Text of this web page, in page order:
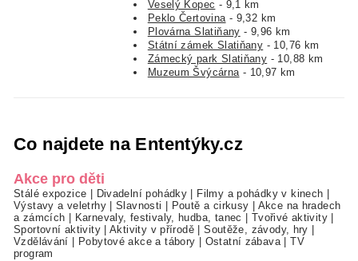
Veselý Kopec - 9,1 km
Peklo Čertovina - 9,32 km
Plovárna Slatiňany - 9,96 km
Státní zámek Slatiňany - 10,76 km
Zámecký park Slatiňany - 10,88 km
Muzeum Švýcárna - 10,97 km
Co najdete na Ententýky.cz
Akce pro děti
Stálé expozice Divadelní pohádky Filmy a pohádky v kinech
Výstavy a veletrhy|Slavnosti Poutě a cirkusy
Akce na hradech
a zámcích
Karnevaly, festivaly, hudba, tanec Tvořivé aktivity
Sportovní aktivity|Aktivity v přírodě |Soutěže, závody, hry
Vzdělávání
Pobytové akce a tábory Ostatní zábava|TV
program